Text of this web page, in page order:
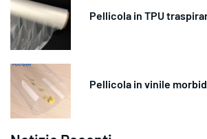
Pellicola in TPU
Pellicola in vinile